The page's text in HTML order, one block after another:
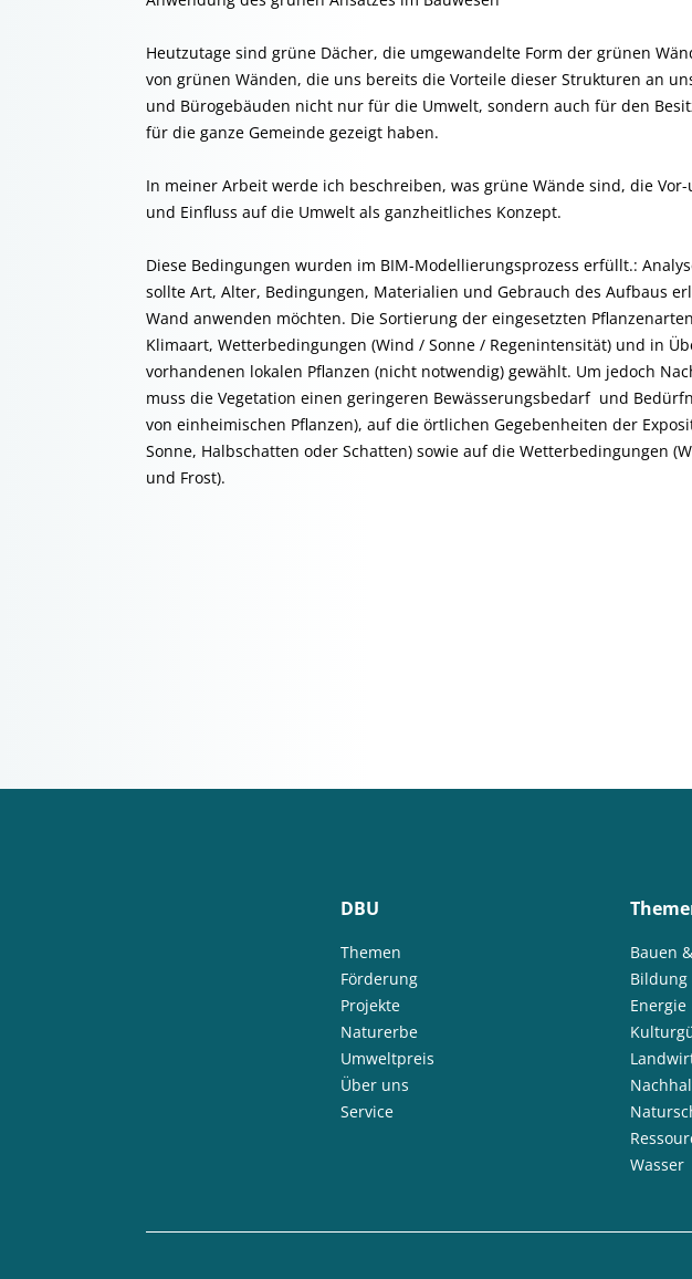
Heutzutage sind grüne Dächer, die umgewandelte Form der grünen
von grünen Wänden, die uns bereits die Vorteile dieser Strukturen an
und Bürogebäuden nicht nur für die Umwelt, sondern auch für den
für die ganze Gemeinde gezeigt haben.
In meiner Arbeit werde ich beschreiben, was grüne Wände sind, die
und Einfluss auf die Umwelt als ganzheitliches Konzept.
Diese Bedingungen wurden im BIM-Modellierungsprozess erfüllt.:
sollte Art, Alter, Bedingungen, Materialien und Gebrauch des Aufbaus
Wand anwenden möchten. Die Sortierung der eingesetzten
Klimaart, Wetterbedingungen (Wind / Sonne / Regenintensität) und in
vorhandenen lokalen Pflanzen (nicht notwendig) gewählt. Um jedoch
muss die Vegetation einen geringeren Bewässerungsbedarf und
von einheimischen Pflanzen), auf die örtlichen Gegebenheiten der
Sonne, Halbschatten oder Schatten) sowie auf die Wetterbedingungen
und Frost).
DBU
Themen
Förderung
Projekte
Naturerbe
Umweltpreis
Über uns
Service
Bauen
Bildung
Energie
Wasser